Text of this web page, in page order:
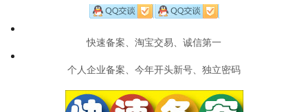
快速备案、淘宝交易、诚信第一
个人企业备案、今年开头新号、独立密码